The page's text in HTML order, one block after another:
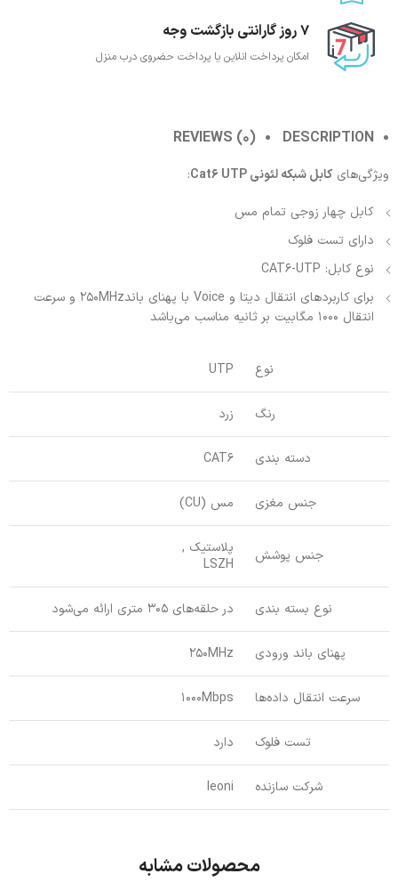
7 روز گارانتی بازگشت وجه
امکان پرداخت انلاین یا پرداخت حضروی درب منزل
DESCRIPTION
REVIEWS (0)
ویژگی‌هایکابل شبکه لئونی Cat6 UTP
:
کابل چهار زوجی تمام مس
دارای تست فلوک
نوع کابل: CAT6-UTP
برای کاربردهای انتقال دیتا و Voice با پهنای باند250MHz و سرعت
انتقال 1000 مگابیت بر ثانیه مناسب می‌باشد
نوع UTP
رنگ زرد
دسته بندی CAT6
جنس مغزی مس (CU)
جنس پوشش
پلاستیک ,
LSZH
نوع بسته بندی در حلقه‌های 305 متری ارائه می‌شود
پهنای باند ورودی 250MHz
سرعت انتقال داده‌ها 1000Mbps
تست فلوک دارد
شرکت سازنده leoni
محصولات مشابه